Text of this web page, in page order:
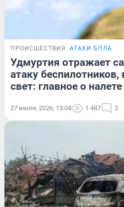
ПРОИСШЕСТВИЯ АТАКИ БПЛА
Удмуртия отражает
атаку
свет: главное о
27 июля, 2026, 13:04 1 487 2